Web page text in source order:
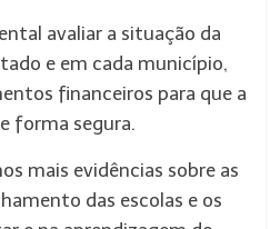
avaliar a situação da
e em cada município,
financeiros para que a
forma segura.
mais evidências sobre as
das escolas e os